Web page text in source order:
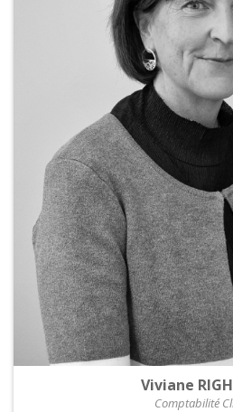
Viviane
Comptabilité